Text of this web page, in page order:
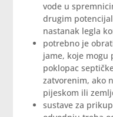
vode u
drugim
nastanak legla
potrebno je
jame, koje mogu
poklopac
zatvorenim, ako
pijeskom ili
sustave za